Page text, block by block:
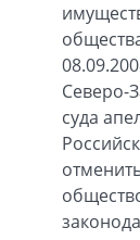
Северо-
суда